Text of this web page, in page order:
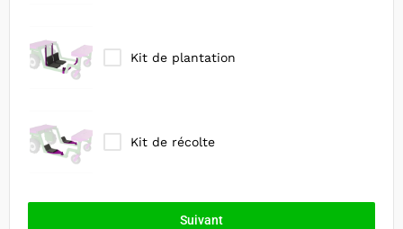
Kit de plantation
Kit de récolte
Suivant